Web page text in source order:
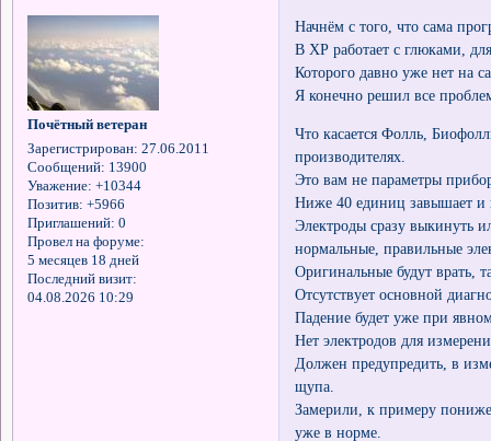
Почётный ветеран
Зарегистрирован: 27.06.2011
Сообщений: 13900
Уважение: +10344
Позитив: +5966
Приглашений: 0
Провел на форуме:
5 месяцев 18 дней
Последний визит:
04.08.2026 10:29
Начнём с того, что сама
В ХР работает с глюками,
Которого давно уже нет на
Я конечно решил все
Что касается Фолль,
производителях.
Это вам не параметры
Ниже 40 единиц завышает и
Электроды сразу выкинуть
нормальные, правильные
Оригинальные будут врать,
Отсутствует основной
Падение будет уже при
Нет электродов для
Должен предупредить, в
щупа.
Замерили, к примеру
уже в норме.